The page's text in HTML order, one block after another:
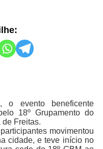
o evento beneficente
18º Grupamento do
Freitas.
movimentou
cidade, e teve início no